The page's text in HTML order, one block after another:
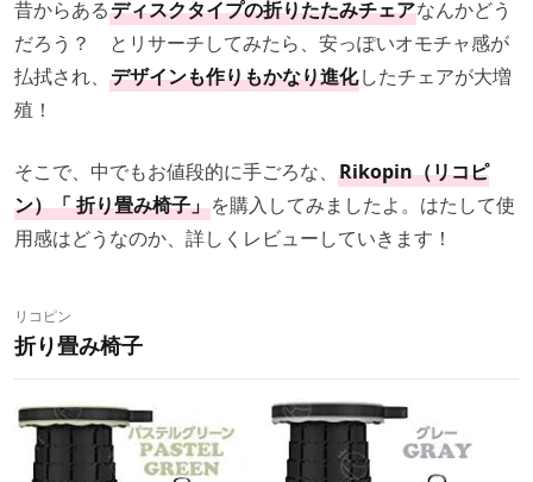
昔からあるディスクタイプの折りたたみチェアなんかどう
だろう？ とリサーチしてみたら、安っぽいオモチャ感が
払拭され、 デザインも作りもかなり進化したチェアが大増
殖！
そこで、中でもお値段的に手ごろな、 Rikopin（リコピ
ン）「 折り畳み椅子」を購入してみましたよ。はたして使
用感はどうなのか、詳しくレビューしていきます！
リコピン
折り畳み椅子